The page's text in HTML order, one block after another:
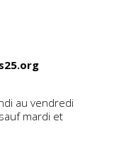
au vendredi
mardi et